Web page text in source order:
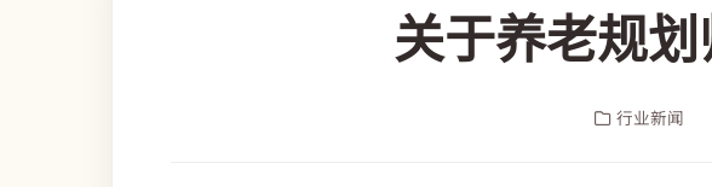
关于养老规
行业新闻